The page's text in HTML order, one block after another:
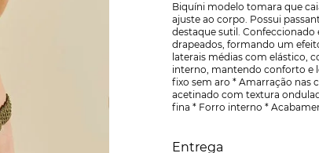
Biquíni modelo tomara que
ajuste ao corpo. Possui
destaque sutil.
drapeados, formando um
laterais médias com elástico,
interno, mantendo conforto e
fixo sem aro * Amarração nas
acetinado com textura
fina * Forro interno *
Entrega